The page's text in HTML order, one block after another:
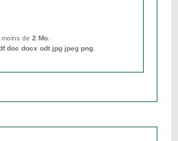
de 2 Mo.
doc docx odt jpg jpeg png.